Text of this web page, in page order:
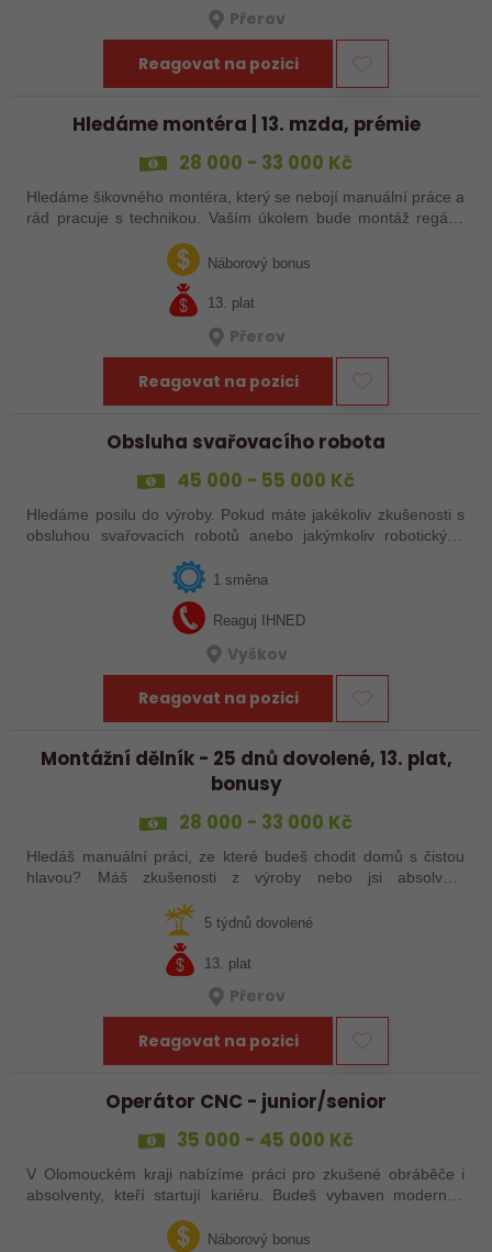
Přerov
Reagovat na pozici
Hledáme montéra | 13. mzda, prémie
28 000 - 33 000 Kč
Hledáme šikovného montéra, který se nebojí manuální práce a
rád pracuje s technikou. Vaším úkolem bude montáž regálů,
dopravníků a autonomních vozíků (VZV) podle výkresů.
Nabízíme stabilní práci u…Náborový bonus
13. plat
Přerov
Reagovat na pozici
Obsluha svařovacího robota
45 000 - 55 000 Kč
Hledáme posilu do výroby. Pokud máte jakékoliv zkušenosti s
obsluhou svařovacích robotů anebo jakýmkoliv robotickým,
1 směna
Reaguj IHNED
Vyškov
Reagovat na pozici
Montážní dělník - 25 dnů dovolené, 13. plat,
bonusy
28 000 - 33 000 Kč
Hledáš manuální práci, ze které budeš chodit domů s čistou
hlavou? Máš zkušenosti z výroby nebo jsi absolvent
5 týdnů dovolené
13. plat
Přerov
Reagovat na pozici
Operátor CNC - junior/senior
35 000 - 45 000 Kč
V Olomouckém kraji nabízíme práci pro zkušené obráběče i
absolventy, kteří startují kariéru. Budeš vybaven moderním
dozvědět více, neváhej…
Náborový bonus